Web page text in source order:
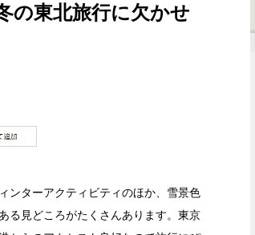
の東北旅行に欠かせ
ンターアクティビティのほか、雪景色
る見どころがたくさんあります。東京